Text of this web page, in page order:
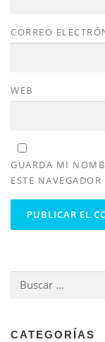
CORREO
WEB
GUARDA MI
ESTE
Buscar:
CATEGORÍAS